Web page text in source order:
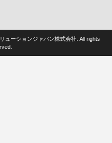
ューションジャパン株式会社. All rights